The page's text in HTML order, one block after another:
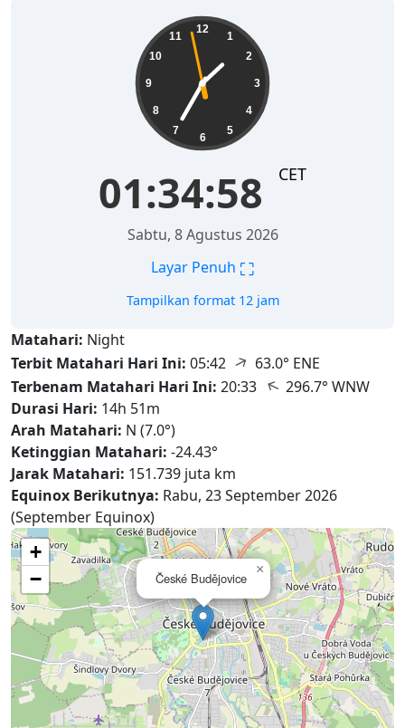
12
1
2
3
4
5
6
7
8
9
10
11
01:34:59 CET
Sabtu, 8 Agustus 2026
Layar Penuh ⛶
Tampilkan format 12 jam
Matahari: Night
Terbit Matahari Hari Ini: 05:42 ↑ 63.0° ENE
Terbenam Matahari Hari Ini: 20:33 ↑296.7° WNW
Durasi Hari: 14h 51m
Arah Matahari: N (7.0°)
Ketinggian Matahari: -24.43°
Jarak Matahari: 151.739 juta km
Equinox Berikutnya: Rabu, 23 September 2026
(September Equinox)
České Budějovice
×
+
−